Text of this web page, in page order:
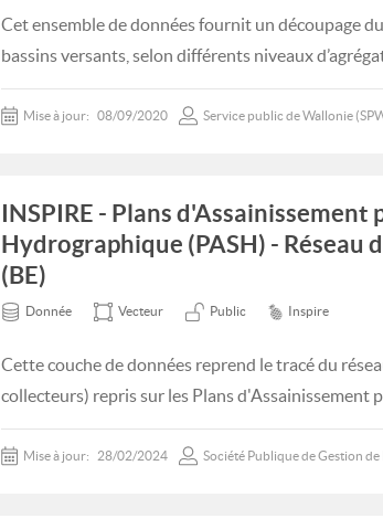
Cet ensemble de données fournit un découpage
bassins versants, selon différents niveaux
Mise à jour: 08/09/2020 Service public de Wallonie
INSPIRE - Plans d'Assainissement
Hydrographique (PASH) - Réseau
(BE)
Donnée Vecteur Public Inspire
Cette couche de données reprend le tracé du
collecteurs) repris sur les Plans d'Assainissement
Mise à jour: 28/02/2024 Société Publique de Gestion de